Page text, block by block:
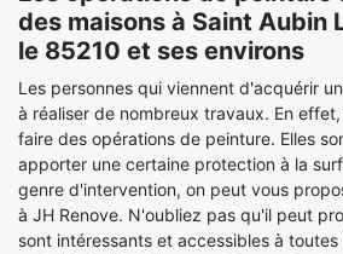
des maisons à Saint Aubin
le 85210 et ses environs
Les personnes qui viennent d'acquérir
à réaliser de nombreux travaux. En
faire des opérations de peinture. Elles
apporter une certaine protection à la
genre d'intervention, on peut vous
à JH Renove. N'oubliez pas qu'il peut
sont intéressants et accessibles à toutes